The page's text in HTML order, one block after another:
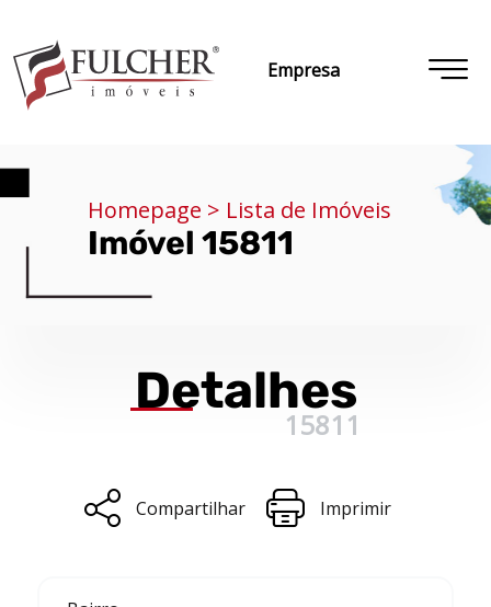
Empresa
Homepage > Lista de Imóveis
Imóvel 15811
Detalhes
15811
Compartilhar Imprimir